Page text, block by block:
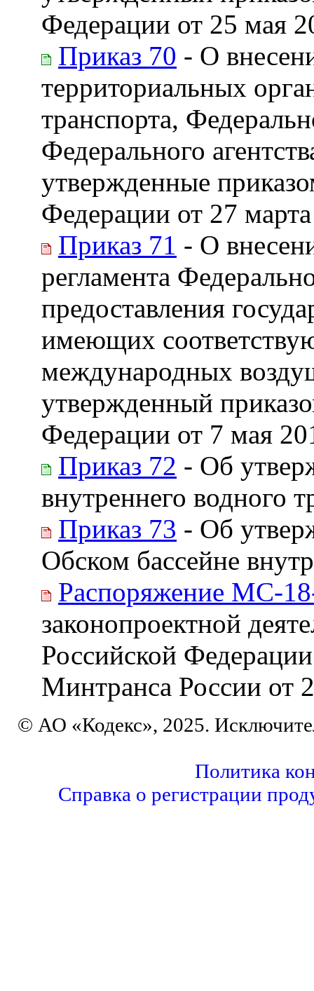
Федерации от 25 мая
Приказ 70 - О
территориальных
транспорта,
Федерального
утвержденные
Федерации от 27
Приказ 71 - О
регламента
предоставления
имеющих
международных
утвержденный
Федерации от 7 мая
Приказ 72 - Об
внутреннего водного
Приказ 73 - Об
Обском бассейне
Распоряжение МС-
законопроектной
Российской
Минтранса России от
© АО «Кодекс», 2025.
Политика
Справка о регистрации